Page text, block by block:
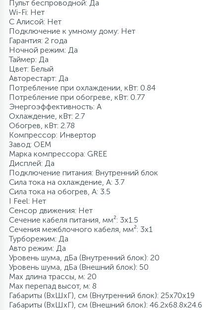
Пульт беспроводной: Да
Wi-Fi: Нет
С Алисой: Нет
Подключение к умному дому: Нет
Гарантия: 2 года
Ночной режим: Да
Таймер: Да
Цвет: Белый
Авторестарт: Да
Потребление при охлаждении, кВт: 0.84
Потребление при обогреве, кВт: 0.77
Энергоэффективность: A
Охлаждение, кВт: 2.7
Обогрев, кВт: 2.78
Компрессор: Инвертор
Завод: OEM
Марка компрессора: GREE
Дисплей: Да
Подключение питания: Внутренний блок
Сила тока на охлаждение, А: 3.7
Сила тока на обогрев, А: 3.5
I Feel: Нет
Сенсор движения: Нет
Сечение кабеля питания, мм²: 3x1.5
Сечения межблочного кабеля, мм²: 3x1
Турборежим: Да
Авто режим: Да
Уровень шума, дБа (Внутренний блок): 20
Уровень шума, дБа (Внешний блок): 50
Max длина трассы, м: 20
Max перепад высот, м: 8
Габариты (ВхШхГ), см (Внутренний блок): 25x70x19
Габариты (ВхШхГ), см (Внешний блок): 46.2x68.8x24.6